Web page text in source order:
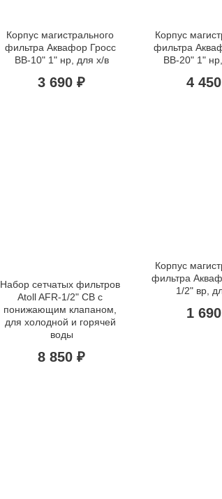
Корпус магистрального
фильтра Аквафор Гросс
BB-10" 1" нр, для х/в
3 690 ₽
Корпус
фильтра
BB-20" 1"
4
Набор сетчатых фильтров
Atoll AFR-1/2" CB с
понижающим клапаном,
для холодной и горячей
воды
8 850 ₽
Корпус
фильтра
1/2" вр,
1